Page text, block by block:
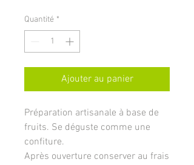
Quantité *
Ajouter au panier
Préparation artisanale à base de
fruits. Se déguste comme une
confiture.
Après ouverture conserver au frais